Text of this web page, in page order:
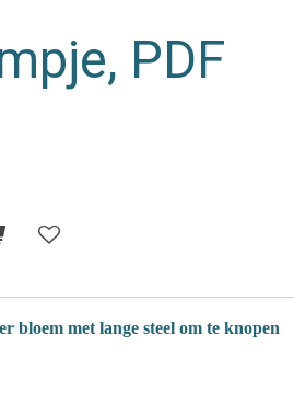
PDF
bloem met lange steel om te knopen